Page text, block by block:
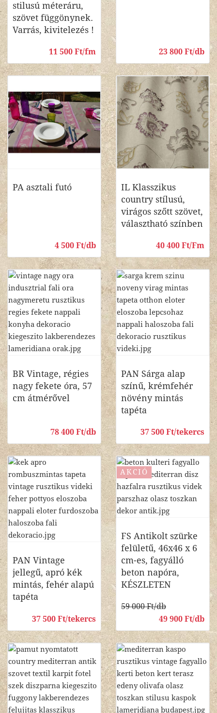
stilusú méteráru,
szövet függönynek.
Varrás, kivitelezés !
11 500 Ft/fm 23 800 Ft/db
PA asztali futó
4 500 Ft/db
IL Klasszikus
country stílusú,
virágos szőtt szövet,
választható színben
40 400 Ft/Fm
BR Vintage, régies
nagy fekete óra, 57
cm átmérővel
78 400 Ft/db
PAN Sárga alap
színű, krémfehér
növény mintás
tapéta
37 500 Ft/tekercs
PAN Vintage
jellegű, apró kék
mintás, fehér alapú
tapéta
37 500 Ft/tekercs
AKCIÓ
FS Antikolt szürke
felületű, 46x46 x 6
cm-es, fagyálló
beton napóra,
KÉSZLETEN
59 000 Ft/db
49 900 Ft/db